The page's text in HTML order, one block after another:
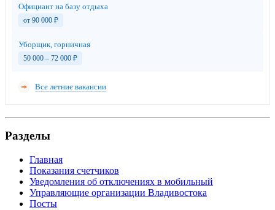
Официант на базу отдыха
от 90 000 ₽
Уборщик, горничная
50 000 – 72 000 ₽
Все летние вакансии
Разделы
Главная
Показания счетчиков
Уведомления об отключениях в мобильный
Управляющие организации Владивостока
Посты